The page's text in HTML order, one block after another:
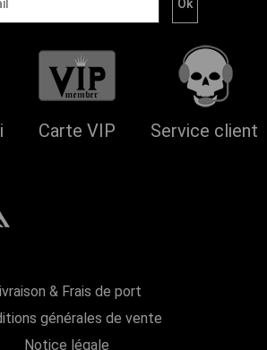
Carte VIP Service client
& Frais de port
générales de vente
Notice légale